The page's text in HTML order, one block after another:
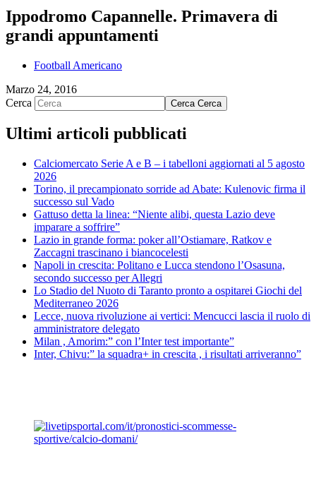
Ippodromo Capannelle. Primavera di
grandi appuntamenti
Football Americano
Marzo 24, 2016
Cerca
Cerca Cerca
Ultimi articoli pubblicati
Calciomercato Serie A e B – i tabelloni aggiornati al 5 agosto
2026
Torino, il precampionato sorride ad Abate: Kulenovic firma il
successo sul Vado
Gattuso detta la linea: “Niente alibi, questa Lazio deve
imparare a soffrire”
Lazio in grande forma: poker all’Ostiamare, Ratkov e
Zaccagni trascinano i biancocelesti
Napoli in crescita: Politano e Lucca stendono l’Osasuna,
secondo successo per Allegri
Lo Stadio del Nuoto di Taranto pronto a ospitarei Giochi del
Mediterraneo 2026
Lecce, nuova rivoluzione ai vertici: Mencucci lascia il ruolo di
amministratore delegato
Milan , Amorim:” con l’Inter test importante”
Inter, Chivu:” la squadra+ in crescita , i risultati arriveranno”